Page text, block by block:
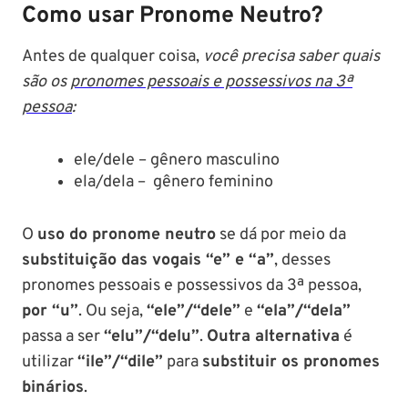
Como usar Pronome Neutro?
Antes de qualquer coisa, você precisa saber quais
são ospronomes pessoais e possessivos na 3ª
pessoa:
ele/dele – gênero masculino
ela/dela – gênero feminino
O uso do pronome neutro se dá por meio da
substituição das vogais “e” e “a”, desses
pronomes pessoais e possessivos da 3ª pessoa,
por “u”. Ou seja,“ele”/“dele” e “ela”/“dela”
passa a ser“elu”/“delu”. Outra alternativa é
utilizar“ile”/“dile” para substituir os pronomes
binários.